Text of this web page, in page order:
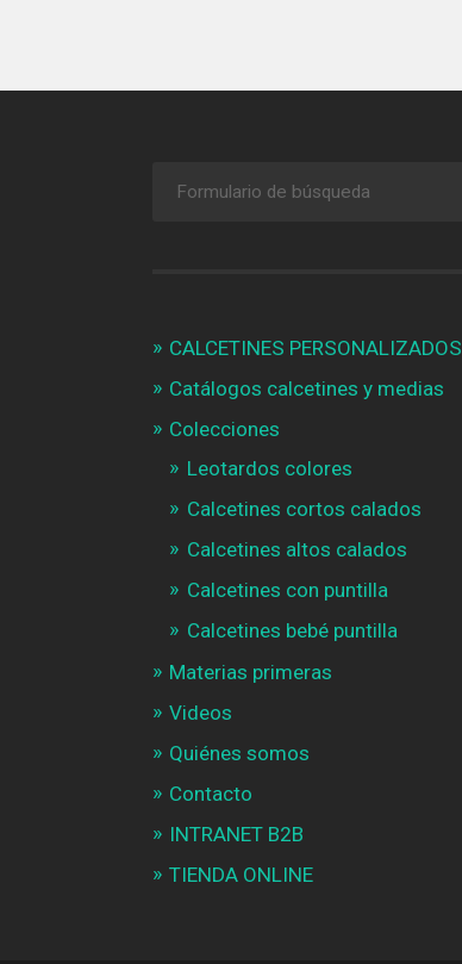
CALCETINES PERSONALIZADOS
Catálogos calcetines y medias
Colecciones
Leotardos colores
Calcetines cortos calados
Calcetines altos calados
Calcetines con puntilla
Calcetines bebé puntilla
Materias primeras
Videos
Quiénes somos
Contacto
INTRANET B2B
TIENDA ONLINE